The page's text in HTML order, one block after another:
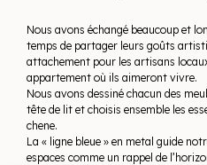
Nous avons échangé beaucoup et
temps de partager leurs goûts
attachement pour les artisans
appartement où ils aimeront vivre.
Nous avons dessiné chacun des
tête de lit et choisis ensemble les
chene.
La « ligne bleue » en metal guide
espaces comme un rappel de